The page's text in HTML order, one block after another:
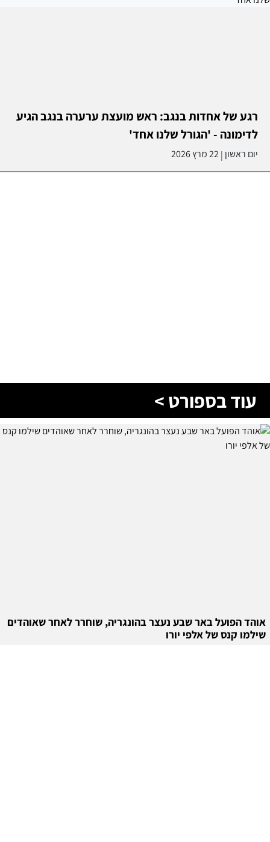
רגע של אחדות בנגב: ראש מועצת ערערה בנגב הגיע
לדימונה - 'הגורל שלנו אחד'
יום ראשון |22 מרץ 2026
עוד בספורט >
אוהד הפועל באר שבע נעצר בהונגריה, שוחרר לאחר שאוהדים
שילמו קנס של אלפי יורו